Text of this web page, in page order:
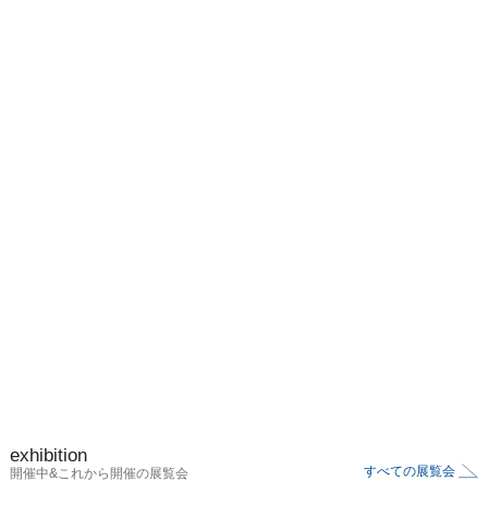
exhibition
開催中&これから開催の展覧会 すべての展覧会